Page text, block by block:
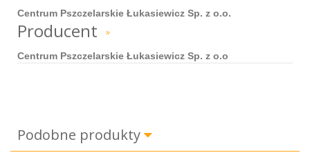
Centrum Pszczelarskie Łukasiewicz Sp. z o.o.
Producent »
Centrum Pszczelarskie Łukasiewicz Sp. z o.o
Podobne produkty